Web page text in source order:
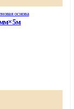
основа